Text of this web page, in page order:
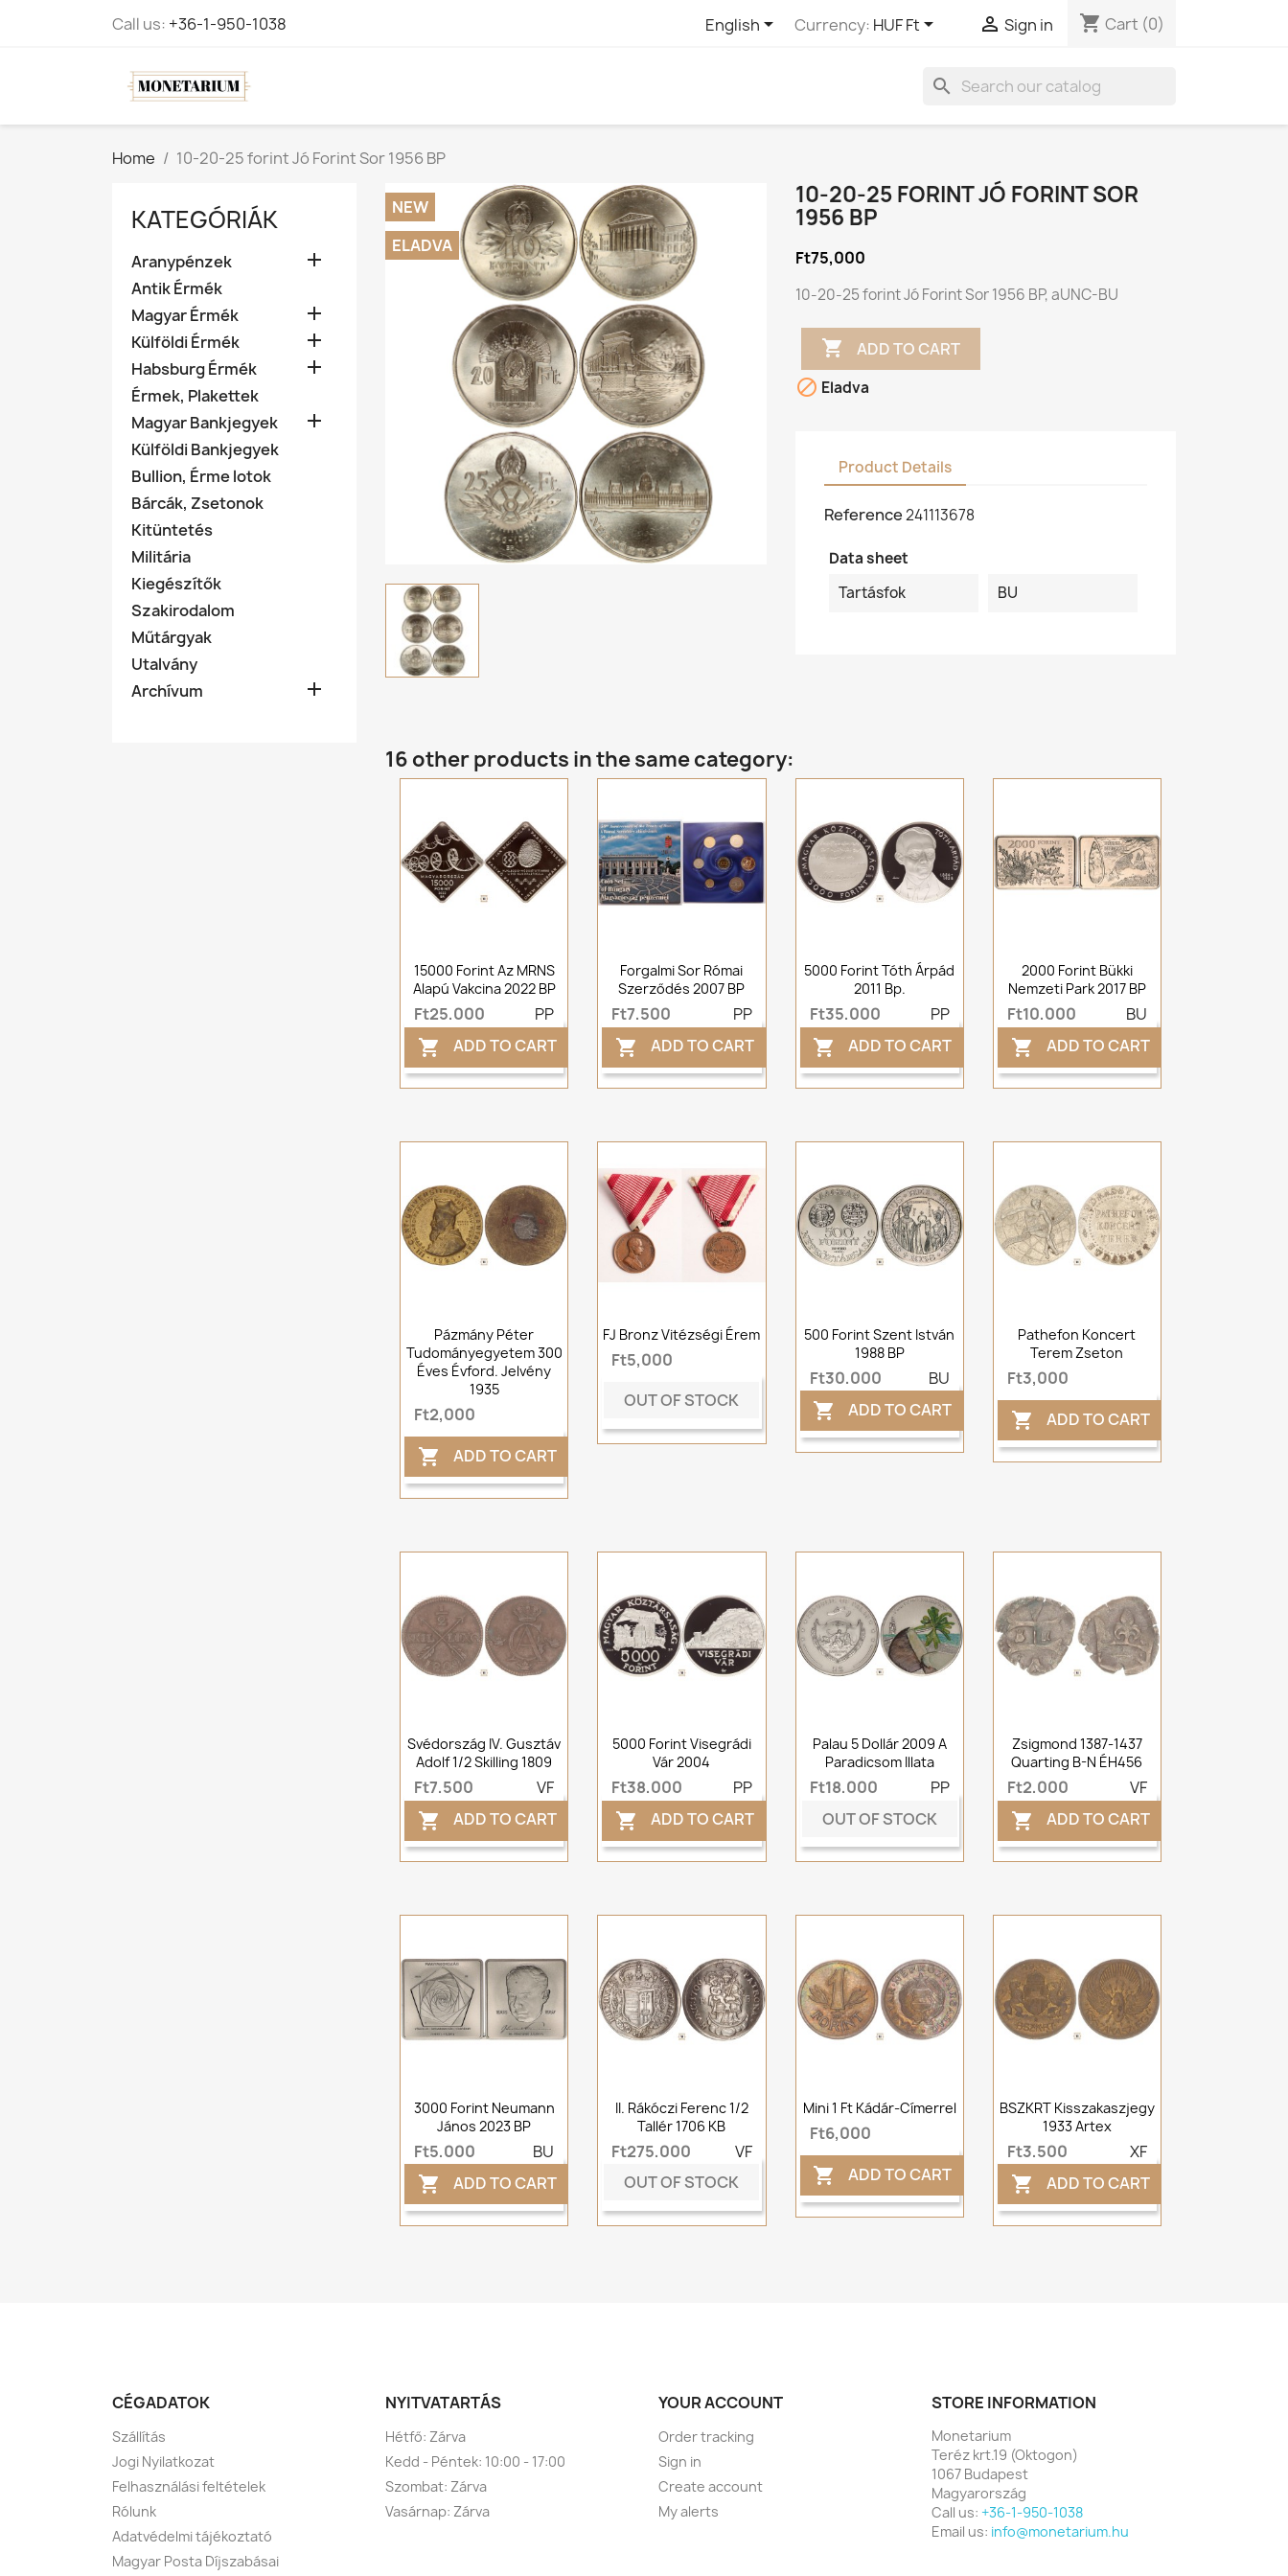
Call us: +36-1-950-1038 English Currency: HUF Ft  Sign in shopping_cart Cart (0)
search
Home 10-20-25 forint Jó Forint Sor 1956 BP
KATEGÓRIÁK
Aranypénzek 
Antik Érmék
Magyar Érmék

Külföldi Érmék 
Habsburg Érmék 
Érmek, Plakettek
Magyar Bankjegyek

Külföldi Bankjegyek
Bullion, Érme lotok
Bárcák, Zsetonok
Kitüntetés
Militária
Kiegészítők
Szakirodalom
Műtárgyak
Utalvány
Archívum

NEW
ELADVA
10-20-25 FORINT JÓ FORINT SOR
1956 BP
Ft75,000
10-20-25 forint Jó Forint Sor 1956 BP, aUNC-BU
 ADD TO CART
 Eladva
Product Details
Reference241113678
Data sheet
Tartásfok
BU
16 other products in the same category:
15000 Forint Az MRNS
Alapú Vakcina 2022 BP
Ft25,000 PP
 ADD TO CART
Forgalmi Sor Római
Szerződés 2007 BP
Ft7,500 PP
 ADD TO CART
5000 Forint Tóth Árpád
2011 Bp.
Ft35,000 PP
 ADD TO CART
2000 Forint Bükki
Nemzeti Park 2017 BP
Ft10,000 BU
 ADD TO CART
Pázmány Péter
Tudományegyetem 300
Éves Évford. Jelvény
1935
Ft2,000
 ADD TO CART
FJ Bronz Vitézségi Érem
Ft5,000
OUT OF STOCK
500 Forint Szent István
1988 BP
Ft30,000 BU
 ADD TO CART
Pathefon Koncert
Terem Zseton
Ft3,000
 ADD TO CART
Svédország IV. Gusztáv
Adolf 1/2 Skilling 1809
Ft7,500 VF
 ADD TO CART
5000 Forint Visegrádi
Vár 2004
Ft38,000 PP
 ADD TO CART
Palau 5 Dollár 2009 A
Paradicsom Illata
Ft18,000
PP
OUT OF STOCK
Zsigmond 1387-1437
Quarting B-N ÉH456
Ft2,000 VF
 ADD TO CART
3000 Forint Neumann
János 2023 BP
Ft5,000 BU
 ADD TO CART
II. Rákóczi Ferenc 1/2
Tallér 1706 KB
Ft275,000
VF
OUT OF STOCK
Mini 1 Ft Kádár-Címerrel
Ft6,000
 ADD TO CART
BSZKRT Kisszakaszjegy
1933 Artex
Ft3,500 XF
 ADD TO CART
CÉGADATOK
Szállítás
Jogi Nyilatkozat
Felhasználási feltételek
Rólunk
Adatvédelmi tájékoztató
Magyar Posta Díjszabásai
NYITVATARTÁS
Hétfő: Zárva
Kedd - Péntek: 10:00 - 17:00
Szombat: Zárva
Vasárnap: Zárva
YOUR ACCOUNT
Order tracking
Sign in
Create account
My alerts
STORE INFORMATION
Monetarium
Teréz krt.19 (Oktogon)
1067 Budapest
Magyarország
Call us: +36-1-950-1038
Email us: info@monetarium.hu